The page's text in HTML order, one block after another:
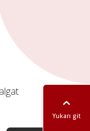
Yukarı git